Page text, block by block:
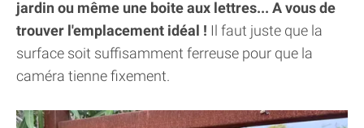
jardin ou même une boite aux lettres... A vous de
trouver l'emplacement idéal ! Il faut juste que la
surface soit suffisamment ferreuse pour que la
caméra tienne fixement.